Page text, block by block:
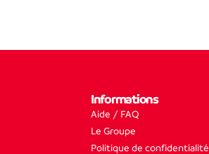
Informations
Aide / FAQ
Le Groupe
Politique de confidentialité